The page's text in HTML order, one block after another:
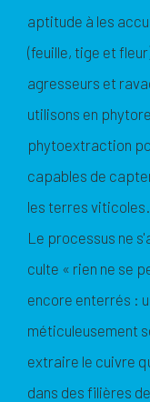
aptitude à les
(feuille, tige et
agresseurs et
utilisons en
phytoextraction
capables de
les terres viticoles.
Le processus ne
culte « rien ne se
encore enterrés :
méticuleusement
extraire le cuivre
dans des filières